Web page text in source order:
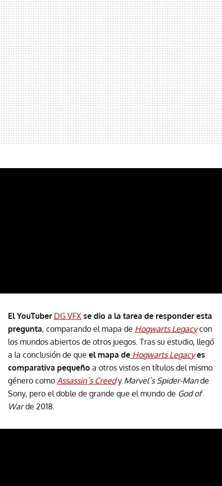
El YouTuber DG VFX se dio a la tarea de responder esta
pregunta, comparando el mapa de Hogwarts Legacy con
los mundos abiertos de otros juegos. Tras su estudio, llegó
a la conclusión de que el mapa de Hogwarts Legacyes
comparativa pequeño a otros vistos en títulos del mismo
género como Assassin´s Creedy Marvel´s Spider-Mande
Sony, pero el doble de grande que el mundo de God of
Warde 2018.